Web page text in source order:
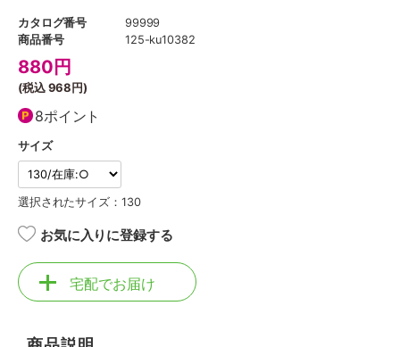
カタログ番号
99999
商品番号
125-ku10382
880 円
(税込968円)
8ポイント
サイズ
選択されたサイズ：130
お気に入りに登録する
宅配でお届け